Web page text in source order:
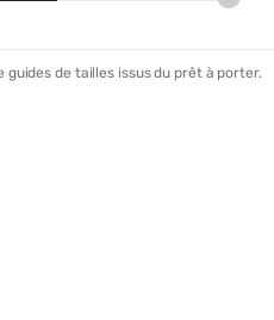
de tailles issus du prêt à porter.